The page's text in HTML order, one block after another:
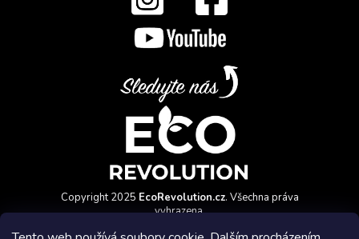
Copyright 2025 EcoRevolution.cz. Všechna práva
vyhrazena.